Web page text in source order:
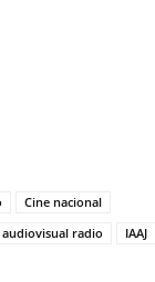
Cine nacional
audiovisual radio
IAAJ